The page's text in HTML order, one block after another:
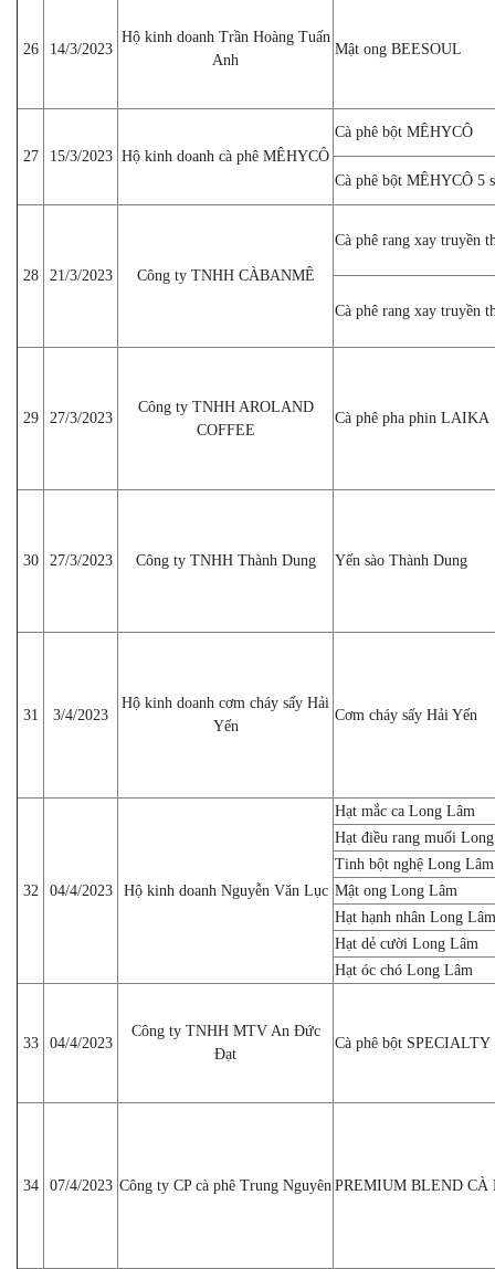
26 14/3/2023
Hộ kinh doanh Trần Hoàng Tuấn
Anh
Mật ong BEESOUL
27 15/3/2023 Hộ kinh doanh cà phê MÊHYCÔ
Cà phê bột MÊHYCÔ
Cà phê bột MÊHYCÔ 5
28 21/3/2023 Công ty TNHH CÀBANMÊ
Cà phê rang xay truyền
Cà phê rang xay truyền
29 27/3/2023
Công ty TNHH AROLAND
COFFEE
Cà phê pha phin LAIKA
30 27/3/2023 Công ty TNHH Thành Dung Yến sào Thành Dung
31 3/4/2023
Hộ kinh doanh cơm cháy sấy Hải
Yến
Cơm cháy sấy Hải Yến
32 04/4/2023 Hộ kinh doanh Nguyễn Văn Lục
Hạt mắc ca Long Lâm
Hạt điều rang muối
Tinh bột nghệ Long Lâm
Mật ong Long Lâm
Hạt hạnh nhân Long Lâm
Hạt dẻ cười Long Lâm
Hạt óc chó Long Lâm
33 04/4/2023
Công ty TNHH MTV An Đức
Đạt
Cà phê bột SPECIALTY
34 07/4/2023 Công ty CP cà phê Trung Nguyên PREMIUM BLEND CÀ